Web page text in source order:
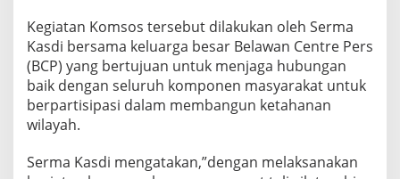
r
g
a
B
s
B
Kegiatan Komsos tersebut dilakukan oleh Serma
Kasdi bersama keluarga besar Belawan Centre Pers
(BCP) yang bertujuan untuk menjaga hubungan
baik dengan seluruh komponen masyarakat untuk
berpartisipasi dalam membangun ketahanan
wilayah.
Serma Kasdi mengatakan,”dengan melaksanakan